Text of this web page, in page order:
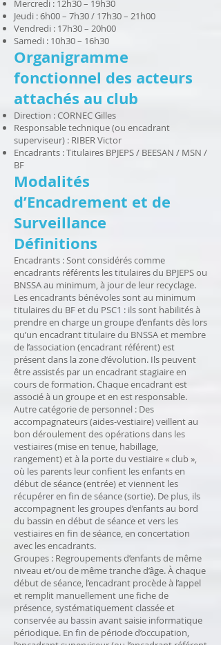
Mercredi : 12h30 – 19h30
Jeudi : 6h00 – 7h30 / 17h30 – 21h00
Vendredi : 17h30 – 20h00
Samedi : 10h30 – 16h30
Organigramme
fonctionnel des acteurs
attachés au club
Direction : CORNEC Gilles
Responsable technique (ou encadrant
superviseur) : RIBER Victor
Encadrants : Titulaires BPJEPS / BEESAN / MSN /
BF
Modalités
d’Encadrement et de
Surveillance
Définitions
Encadrants : Sont considérés comme
encadrants référents les titulaires du BPJEPS ou
BNSSA au minimum, à jour de leur recyclage.
Les encadrants bénévoles sont au minimum
titulaires du BF et du PSC1 : ils sont habilités à
prendre en charge un groupe d’enfants dès lors
qu’un encadrant titulaire du BNSSA et membre
de l’association (encadrant référent) est
présent dans la zone d’évolution. Ils peuvent
être assistés par un encadrant stagiaire en
cours de formation. Chaque encadrant est
associé à un groupe et en est responsable.
Autre catégorie de personnel : Des
accompagnateurs (aides-vestiaire) veillent au
bon déroulement des opérations dans les
vestiaires (mise en tenue, habillage,
rangement) et à la porte du vestiaire « club »,
où les parents leur confient les enfants en
début de séance (entrée) et viennent les
récupérer en fin de séance (sortie). De plus, ils
accompagnent les groupes d’enfants au bord
du bassin en début de séance et vers les
vestiaires en fin de séance, en concertation
avec les encadrants.
Groupes : Regroupements d’enfants de même
niveau et/ou de même tranche d’âge. À chaque
début de séance, l’encadrant procède à l’appel
et remplit manuellement une fiche de
présence, systématiquement classée et
conservée au bassin avant saisie informatique
périodique. En fin de période d’occupation,